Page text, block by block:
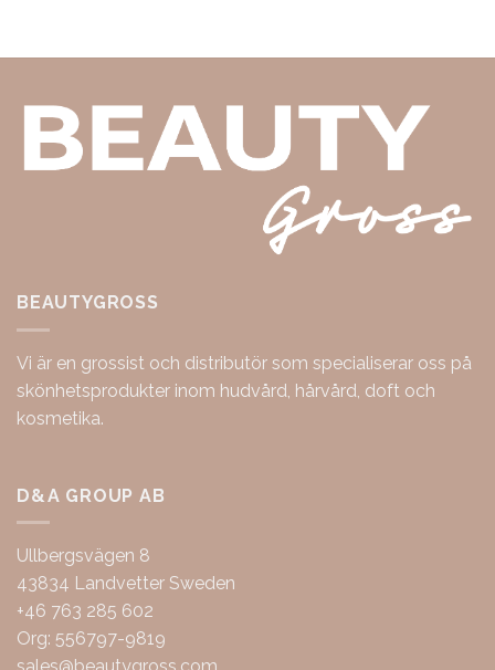
BEAUTYGROSS
Vi är en grossist och distributör som specialiserar oss på
skönhetsprodukter inom hudvård, hårvård, doft och
kosmetika.
D&A GROUP AB
Ullbergsvägen 8
43834 Landvetter Sweden
+46 763 285 602
Org: 556797-9819